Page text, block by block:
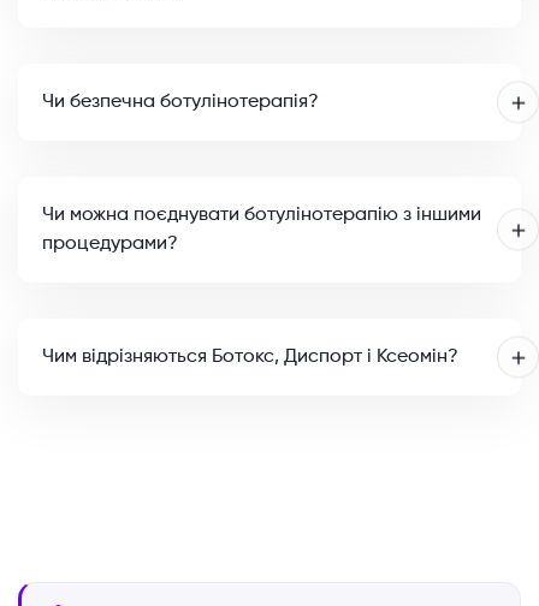
Чи безпечна ботулінотерапія?
Чи можна поєднувати ботулінотерапію з іншими
процедурами?
Чим відрізняються Ботокс, Диспорт і Ксеомін?